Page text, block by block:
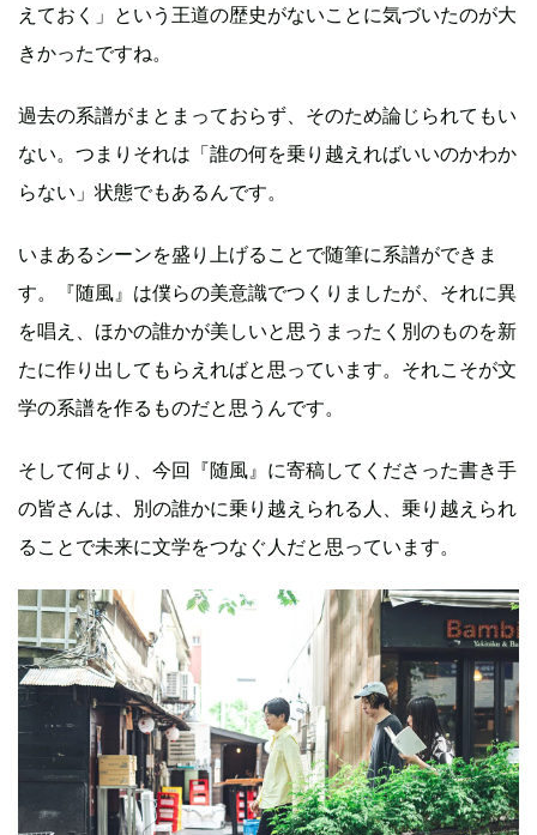
えておく」という王道の歴史がないことに気づいたのが大
きかったですね。
過去の系譜がまとまっておらず、そのため論じられてもい
ない。つまりそれは「誰の何を乗り越えればいいのかわか
らない」状態でもあるんです。
いまあるシーンを盛り上げることで随筆に系譜ができま
す。『随風』は僕らの美意識でつくりましたが、それに異
を唱え、ほかの誰かが美しいと思うまったく別のものを新
たに作り出してもらえればと思っています。それこそが文
学の系譜を作るものだと思うんです。
そして何より、今回『随風』に寄稿してくださった書き手
の皆さんは、別の誰かに乗り越えられる人、乗り越えられ
ることで未来に文学をつなぐ人だと思っています。